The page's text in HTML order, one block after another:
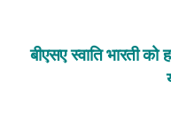
बीएसए स्वाति भारती को